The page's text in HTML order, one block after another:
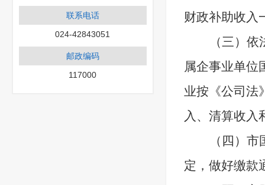
联系电话
024-42843051
邮政编码
117000
财政补助收入
（三）
属企事业单位
业按《公司法
入、清算收入
（四）
定，做好缴款